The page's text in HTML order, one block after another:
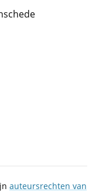
auteursrechten van